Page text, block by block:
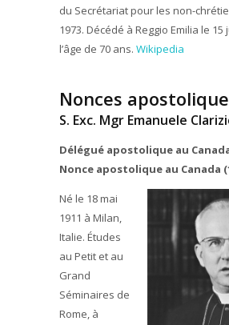
du Secrétariat pour les non-
1973. Décédé à Reggio Emilia le 15
l’âge de 70 ans. Wikipedia
Nonces
S. Exc. Mgr Emanuele
Délégué apostolique au Canada
Nonce apostolique au Canada
Né le 18 mai
1911 à Milan,
Italie. Études
au Petit et au
Grand
Séminaires de
Rome, à